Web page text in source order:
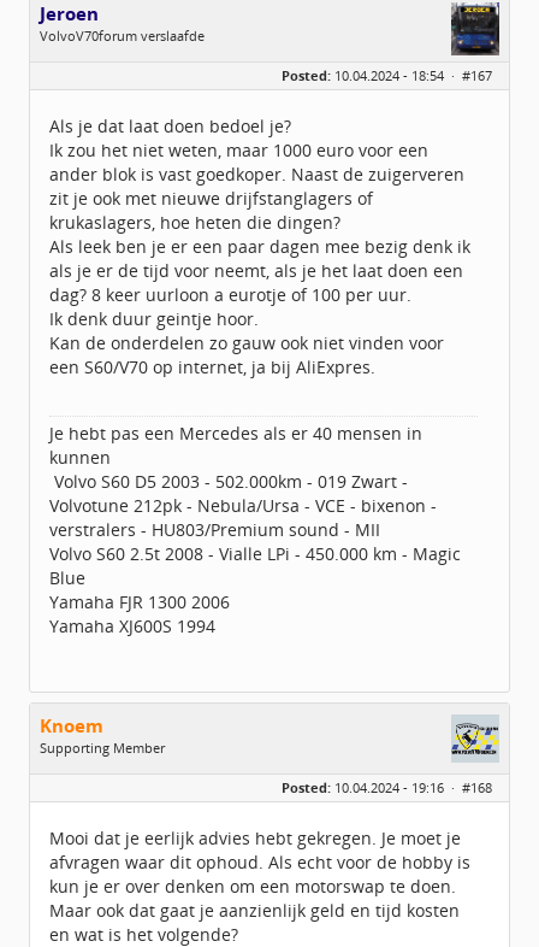
Jeroen
VolvoV70forum verslaafde
Leeftijd:
40
Geregistreerd:09 / 2009
Posted: 10.04.2024 - 18:54 · #167
Als je dat laat doen bedoel je?
Ik zou het niet weten, maar 1000 euro voor een
ander blok is vast goedkoper. Naast de zuigerveren
zit je ook met nieuwe drijfstanglagers of
krukaslagers, hoe heten die dingen?
Als leek ben je er een paar dagen mee bezig denk ik
als je er de tijd voor neemt, als je het laat doen een
dag? 8 keer uurloon a eurotje of 100 per uur.
Ik denk duur geintje hoor.
Kan de onderdelen zo gauw ook niet vinden voor
een S60/V70 op internet, ja bij AliExpres.
Je hebt pas een Mercedes als er 40 mensen in
kunnen
Volvo S60 D5 2003 - 502.000km - 019 Zwart -
Volvotune 212pk - Nebula/Ursa - VCE - bixenon -
verstralers - HU803/Premium sound - MII
Volvo S60 2.5t 2008 - Vialle LPi - 450.000 km - Magic
Blue
Yamaha FJR 1300 2006
Yamaha XJ600S 1994
Knoem
Supporting Member
Geslacht:
Leeftijd:
42
Geregistreerd:01 / 2023
Posted: 10.04.2024 - 19:16 · #168
Mooi dat je eerlijk advies hebt gekregen. Je moet je
afvragen waar dit ophoud. Als echt voor de hobby is
kun je er over denken om een motorswap te doen.
Maar ook dat gaat je aanzienlijk geld en tijd kosten
en wat is het volgende?